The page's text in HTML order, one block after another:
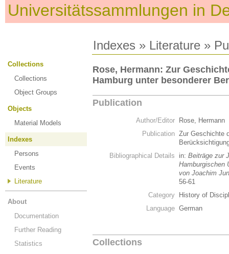
Universitätssammlungen in
Indexes » Literature »
Collections
Collections
Object Groups
Objects
Material Models
Indexes
Persons
Events
Literature
About
Documentation
Further Reading
Statistics
Rose, Hermann: Zur
Hamburg unter besonderer
Publication
Author/Editor
Rose, Hermann
Publication Zur Geschichte
Bibliographical Details
in: Beiträge zur
Hamburgischen
von Joachim
56-61
Category
History of
Language German
Collections